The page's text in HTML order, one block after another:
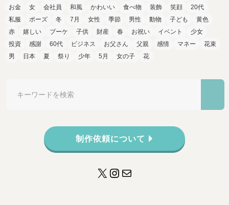
お金
女 会社員 和風 かわいい 食べ物 装飾 笑顔
20代
私服
ポーズ 冬 7月 女性 季節 男性 動物 子ども
黄色
赤
嬉しい ブーケ 子供 財産 春 お祝い イベント
少女
投資
感謝 60代 ビジネス お父さん 父親 感情 マネー
花束
男
日本 夏 祭り 少年 5月 女の子 花
制作依頼について
X Instagram
メール